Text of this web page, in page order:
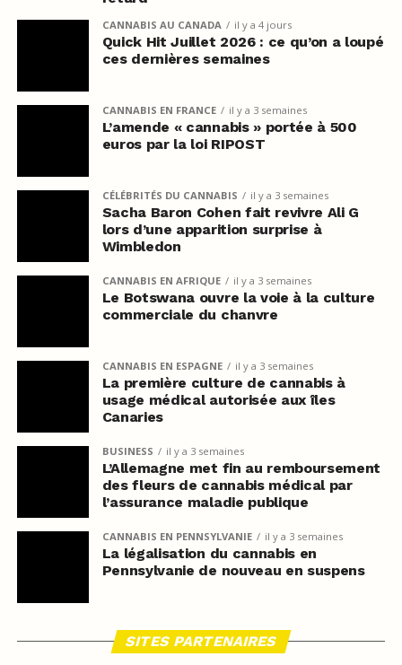
CANNABIS AU CANADA il y a 4 jours
Quick Hit Juillet 2026 : ce qu’on a loupé
ces dernières semaines
CANNABIS EN FRANCE il y a 3 semaines
L’amende « cannabis » portée à 500
euros par la loi RIPOST
CÉLÉBRITÉS DU CANNABIS il y a 3 semaines
Sacha Baron Cohen fait revivre Ali G
lors d’une apparition surprise à
Wimbledon
CANNABIS EN AFRIQUE il y a 3 semaines
Le Botswana ouvre la voie à la culture
commerciale du chanvre
CANNABIS EN ESPAGNE il y a 3 semaines
La première culture de cannabis à
usage médical autorisée aux îles
Canaries
BUSINESS il y a 3 semaines
L’Allemagne met fin au remboursement
des fleurs de cannabis médical par
l’assurance maladie publique
CANNABIS EN PENNSYLVANIE il y a 3 semaines
La légalisation du cannabis en
Pennsylvanie de nouveau en suspens
SITES PARTENAIRES